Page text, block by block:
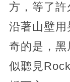
方，等了許
沿著山壁
奇的是，黑
似聽見